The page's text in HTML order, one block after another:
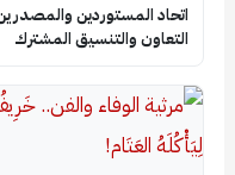
اتحاد المستوردين
التعاون والتنسيق المشترك